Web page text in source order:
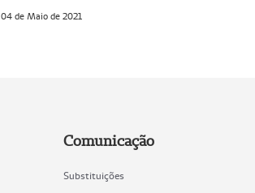
04 de Maio de 2021
Comunicação
Substituições